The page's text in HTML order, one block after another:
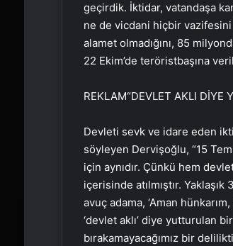
geçirdik. İktidar, vatandaşa
ne de vicdani hiçbir vazifesini
alamet olmadığını, 85
22 Ekim’de teröristbaşına
REKLAM“DEVLET AKLI DİYE
Devleti sevk ve idare eden
söyleyen Dervişoğlu, “15
için aynıdır. Çünkü hem
içerisinde atılmıştır.
avuç adama, ‘Aman
‘devlet aklı’ diye yutturulan
bırakamayacağımız bir